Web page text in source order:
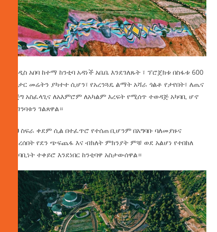
የአዲስ አበባ ከተማ ከንቲባ አዳነች አቤቤ እንደገለጹት ፣ ፕሮጀክቱ በስፋቱ 600
ሄክታር መሬትን ያካተተ ሲሆን፣ የአረንጓዴ ልማት አሻራ ጎልቶ የታየበት፣ ለጤና
እጅግ አስፈላጊና ለአእምሮም ለአካልም እረፍት የሚሰጥ ተወዳጅ አካባቢ ሆኖ
መገንባቱን ገልጸዋል።
ይህ ስፍራ ቀደም ሲል በተፈጥሮ የተሰጠ ቢሆንም በአግባቡ ባለመያዙና
በደረሰበት የደን ጭፍጨፋ እና ብክለት ምክንያት ምቹ ወደ አልሆነ የተበከለ
አካባቢነት ተቀይሮ እንደነበር ከንቲባዋ አስታውሰዋል።